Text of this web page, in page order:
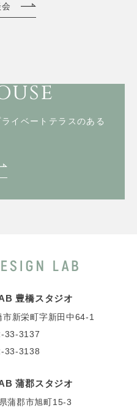
イベートテラスのある
豊橋スタジオ
市新栄町字新田中64-1
33-3137
33-3138
蒲郡スタジオ
蒲郡市旭町15-3